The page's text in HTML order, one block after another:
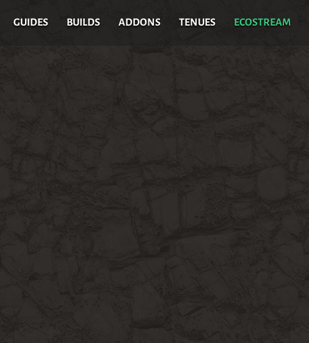
GUIDES BUILDS ADDONS TENUES ECOSTREAM